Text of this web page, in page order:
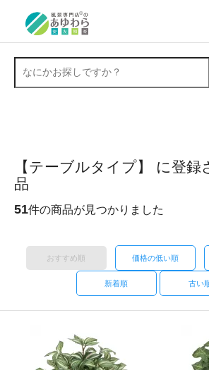
【テーブルタイプ】 に登録
品
51件の商品が見つかりました
おすすめ順 価格の低い順
新着順 古い